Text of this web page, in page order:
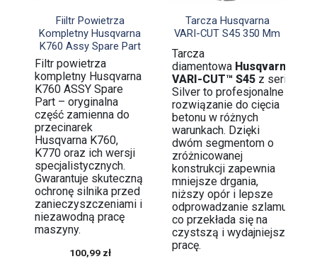
Szybki podgląd
Fiiltr Powietrza
Kompletny Husqvarna
K760 Assy Spare Part
Filtr powietrza
kompletny Husqvarna
K760 ASSY Spare
Part – oryginalna
część zamienna do
przecinarek
Husqvarna K760,
K770 oraz ich wersji
specjalistycznych.
Gwarantuje skuteczną
ochronę silnika przed
zanieczyszczeniami i
niezawodną pracę
maszyny.
100,99 zł
Szybki podgląd
Tarcza Husqvarna
VARI-CUT S45 350 Mm
Tarcza
diamentowa Husqvarna
VARI-CUT™ S45z serii
Silver to profesjonalne
rozwiązanie do cięcia
betonu w różnych
warunkach. Dzięki
dwóm segmentom o
zróżnicowanej
konstrukcji zapewnia
mniejsze drgania,
niższy opór i lepsze
odprowadzanie szlamu,
co przekłada się na
czystszą i wydajniejszą
pracę.